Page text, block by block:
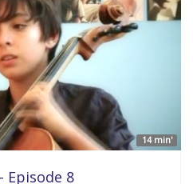
14 min'
Episode 8